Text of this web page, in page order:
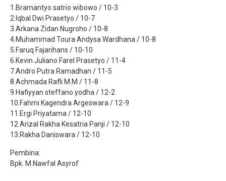
1.Bramantyo satrio wibowo / 10-3
2.Iqbal Dwi Prasetyo / 10-7
3.Arkana Zidan Nugroho / 10-8
4.Muhammad Toura Andysa Wardhana / 10-8
5.Faruq Fajarihans / 10-10
6.Kevin Juliano Farel Prasetyo / 11-4
7.Andro Putra Ramadhan / 11-5
8.Achmada Rafli M.M / 11-8
9.Hafiyyan steffano yodha / 12-2
10.Fahmi Kagendra Argeswara / 12-9
11.Ergi Priyatama / 12-10
12.Arizal Rakha Kesatria Panji / 12-10
13.Rakha Daniswara / 12-10
Pembina:
Bpk. M.Nawfal Asyrof